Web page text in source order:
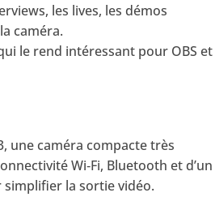
les lives, les démos
caméra.
le rend intéressant pour OBS et
une caméra compacte très
Wi‑Fi, Bluetooth et d’un
simplifier la sortie vidéo.